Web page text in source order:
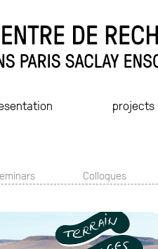
projects
Colloques